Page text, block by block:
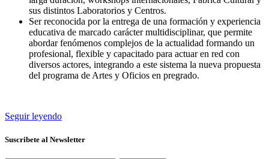
sus distintos Laboratorios y Centros.
Ser reconocida por la entrega de una formación y experiencia
educativa de marcado carácter multidisciplinar, que permite
abordar fenómenos complejos de la actualidad formando un
profesional, flexible y capacitado para actuar en red con
diversos actores, integrando a este sistema la nueva propuesta
del programa de Artes y Oficios en pregrado.
Seguir leyendo
Suscribete al Newsletter